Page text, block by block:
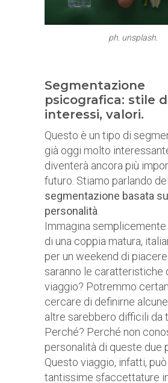
ph. unsplash.
Segmentazione
psicografica: stile
interessi, valori.
Questo è un tipo di
già oggi molto
diventerà ancora più
futuro. Stiamo parlando
segmentazione basata
personalità.
Immagina semplicemente
di una coppia matura,
per un weekend di
saranno le caratteristiche
viaggio? Potremmo
cercare di definirne
altre sarebbero difficili da
Perché? Perché non
personalità di queste due
Questo viaggio, infatti,
tantissime sfaccettature